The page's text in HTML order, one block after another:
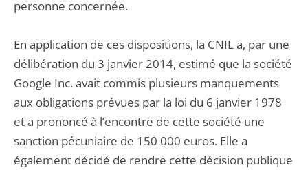
personne concernée.
En application de ces dispositions, la CNIL a, par une
délibération du 3 janvier 2014, estimé que la société
Google Inc. avait commis plusieurs manquements
aux obligations prévues par la loi du 6 janvier 1978
et a prononcé à l’encontre de cette société une
sanction pécuniaire de 150 000 euros. Elle a
également décidé de rendre cette décision publique